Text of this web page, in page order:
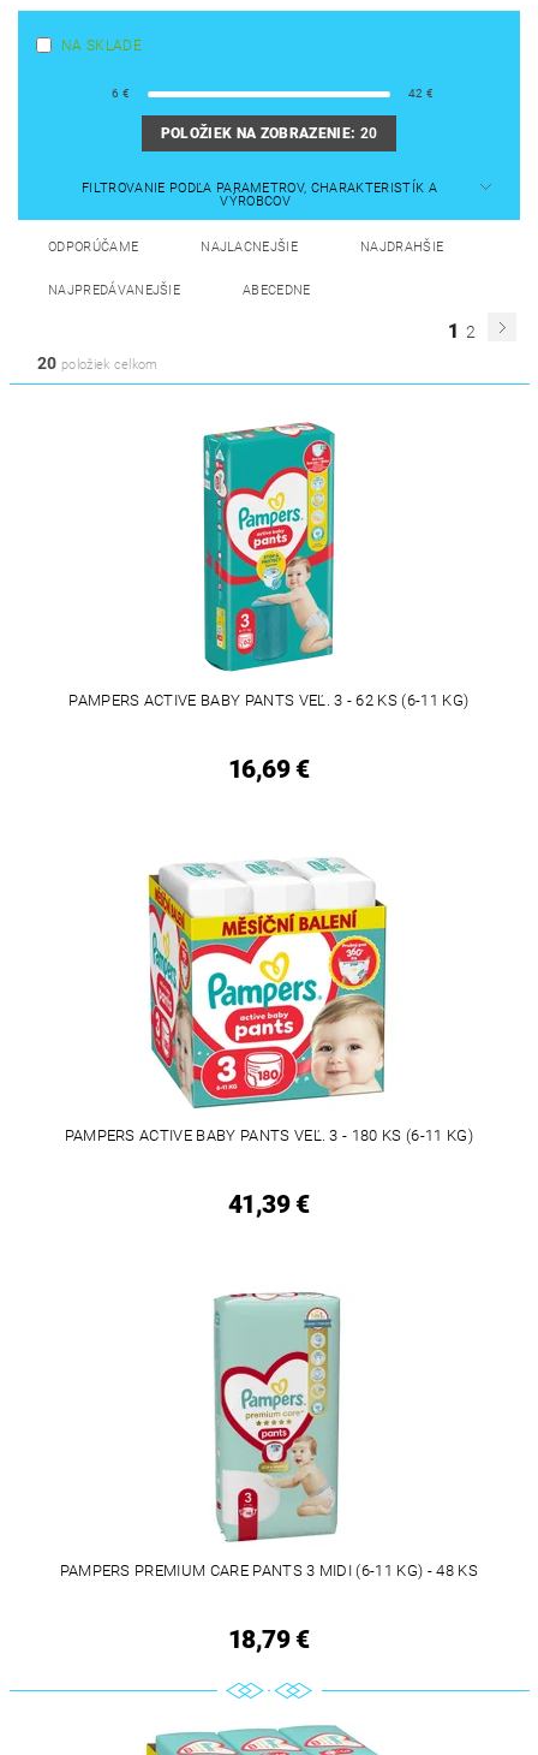
NA SKLADE
6 € 42 €
POLOŽIEK NA ZOBRAZENIE: 20
FILTROVANIE PODĽA PARAMETROV, CHARAKTERISTÍK A
VÝROBCOV
ODPORÚČAME NAJLACNEJŠIE NAJDRAHŠIE
NAJPREDÁVANEJŠIE ABECEDNE
1 2
20 položiek celkom
PAMPERS ACTIVE BABY PANTS VEĽ. 3 - 62 KS (6-11 KG)
16,69 €
PAMPERS ACTIVE BABY PANTS VEĽ. 3 - 180 KS (6-11 KG)
41,39 €
PAMPERS PREMIUM CARE PANTS 3 MIDI (6-11 KG) - 48 KS
18,79 €